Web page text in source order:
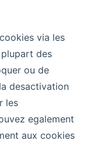
via les
des
ou de
desactivation
les
egalement
aux cookies